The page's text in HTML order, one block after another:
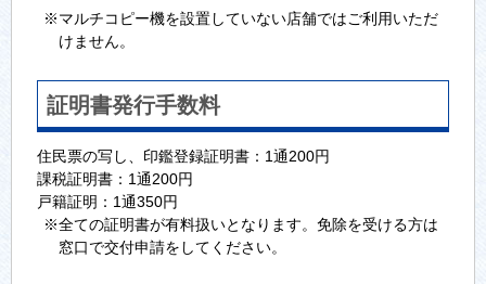
※マルチコピー機を設置していない店舗ではご利用いただ
けません。
証明書発行手数料
住民票の写し、印鑑登録証明書：1通200円
課税証明書：1通200円
戸籍証明：1通350円
※全ての証明書が有料扱いとなります。免除を受ける方は
窓口で交付申請をしてください。